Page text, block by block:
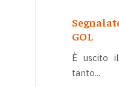
GOL
È uscito
tanto...